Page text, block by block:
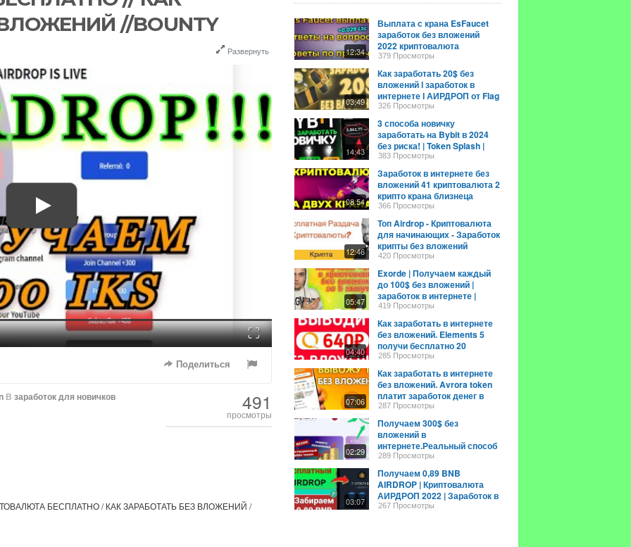
//BOUNTY
Развернуть
Fullscreen
Поделиться
В заработок для новичков 491
просмотры
БЕСПЛАТНО / КАК ЗАРАБОТАТЬ БЕЗ ВЛОЖЕНИЙ /
12:34
Выплата с крана EsFaucet
заработок без вложений
2022 криптовалюта
бесплатно как заработать
биткоин?
379 Просмотры
03:49
Как заработать 20$ без
вложений ӏ заработок в
интернете ӏ АИРДРОП от Flag
Network ӏ Airdrop
326 Просмотры
14:43
3 способа новичку
заработать на Bybit в 2024
без риска! | Token Splash |
Байбит Launchpad | Airdrop
383 Просмотры
08:54
Заработок в интернете без
вложений 41 криптовалюта 2
крипто крана близнеца
Биткоин бесплатно #crypto
366 Просмотры
12:46
Топ Airdrop - Криптовалюта
для начинающих - Заработок
крипты без вложений
420 Просмотры
05:47
Exorde | Получаем каждый
до 100$ без вложений |
заработок в интернете |
airdrop криптовалют |
419 Просмотры
04:40
Как заработать в интернете
без вложений. Elements 5
получи бесплатно 20
долларов
285 Просмотры
07:06
Как заработать в интернете
без вложений. Avrora token
платит заработок денег в
интернете
287 Просмотры
02:29
Получаем 300$ без
вложений в
интернете.Реальный способ
заработать новичку в
интернете без вложений ?
289 Просмотры
03:07
Получаем 0,89 BNB
AIRDROP | Криптовалюта
АИРДРОП 2022 | Заработок в
интернете
267 Просмотры